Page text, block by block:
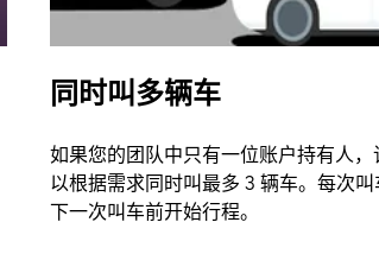
同时叫多辆车
如果您的团队中只有一位账户持有人，
以根据需求同时叫最多 3 辆车。每次叫
下一次叫车前开始行程。